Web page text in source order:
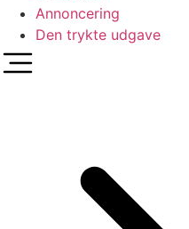
Annoncering
Den trykte udgave